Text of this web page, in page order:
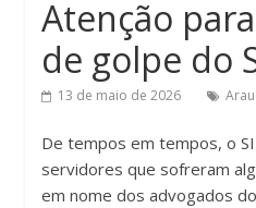
Atenção
de golpe do
13 de maio de 2026
De tempos em tempos, o
servidores que sofreram
em nome dos advogados